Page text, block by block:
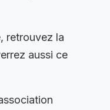
retrouvez la
aussi ce